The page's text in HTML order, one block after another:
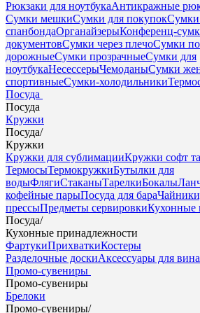
Рюкзаки для ноутбукаАнтикражные
Сумки мешкиСумки для покупокСумки
спанбондаОрганайзерыКонференц-
документовСумки через плечоСумки
дорожныеСумки прозрачныеСумки для
ноутбукаНесессерыЧемоданыСумки
спортивныеСумки-холодильники
Посуда
Посуда
Кружки
Посуда/
Кружки
Кружки для сублимацииКружки софт
ТермосыТермокружкиБутылки для
водыФлягиСтаканыТарелкиБокалы
кофейные парыПосуда для бара
прессыПредметы сервировкиКухонные
Посуда/
Кухонные принадлежности
ФартукиПрихваткиКостеры
Разделочные доскиАксессуары для вина
Промо-сувениры
Промо-сувениры
Брелоки
Промо-сувениры/